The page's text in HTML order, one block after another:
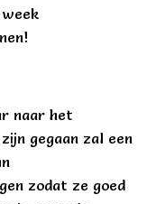
naar het
gegaan zal een
zodat ze goed